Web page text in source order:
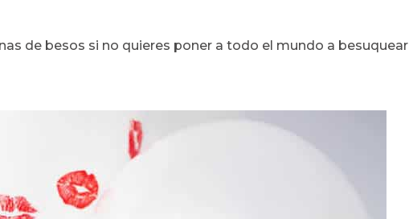
de besos si no quieres poner a todo el mundo a besuquear